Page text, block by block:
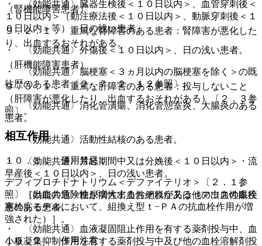
（腎機能障害患者）
９．２．１． 重篤な腎障害のある患者：腎障害が悪化した
り、出血するおそれがある。
（肝機能障害患者）
９．３．１． 重篤な肝障害のある患者：投与しないこと
（肝障害が悪化したり、出血するおそれがある）〔２．３参
照〕。
相互作用
１０．１． 併用禁忌：
デフィブロチドナトリウム＜デファイテリオ＞〔２．１参
照〕［出血の危険性が増大するおそれがある（マウスの血栓
塞栓症モデルにおいて、組換え型ｔ−ＰＡの抗血栓作用が増
強された）］。
１０．２． 併用注意：
・ 〈効能共通〉臓器生検後＜１０日以内＞、血管穿刺後＜
１０日以内＞（動注療法後＜１０日以内＞、動脈穿刺後＜１
０日以内＞等）、日の浅い患者。
・ 〈効能共通〉外傷後＜１０日以内＞、日の浅い患者。
・ 〈効能共通〉脳梗塞＜３ヵ月以内の脳梗塞を除く＞の既
往歴のある患者〔２．７、２．１２参照〕。
・ 〈効能共通〉消化管潰瘍、消化管憩室炎、大腸炎のある
患者。
・ 〈効能共通〉活動性結核のある患者。
・ 〈効能共通〉月経期間中又は分娩後＜１０日以内＞・流
早産後＜１０日以内＞、日の浅い患者。
・ 〈効能共通〉糖尿病性出血性網膜症又は他の出血性眼疾
患のある患者。
・ 〈効能共通〉血液凝固阻止作用を有する薬剤投与中、血
小板凝集抑制作用を有する薬剤投与中及び他の血栓溶解剤投